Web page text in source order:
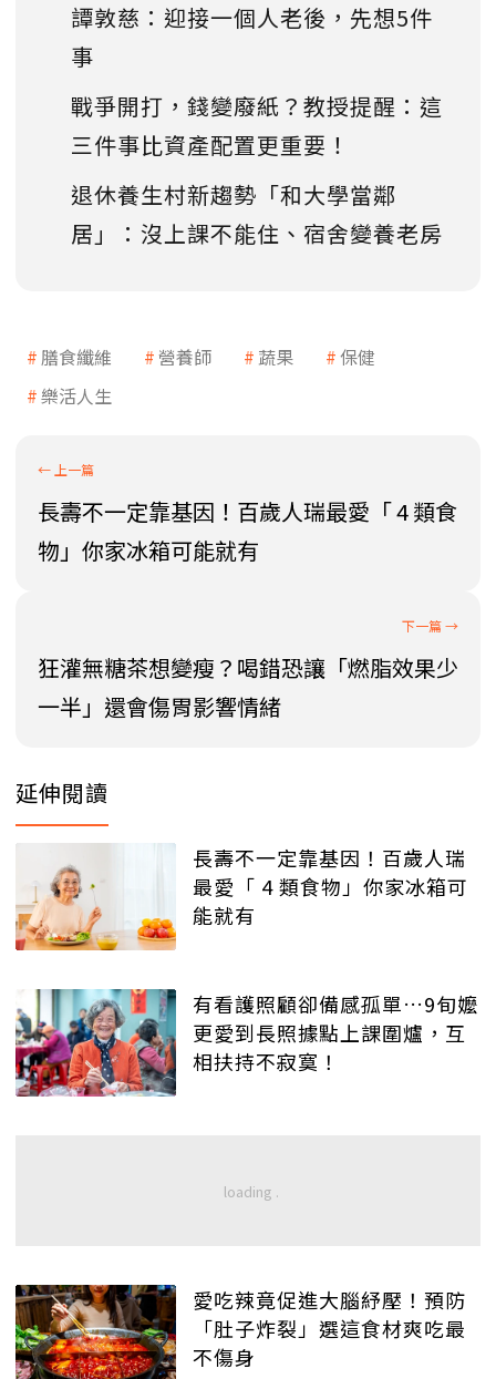
譚敦慈：迎接一個人老後，先想5件
事
戰爭開打，錢變廢紙？教授提醒：這
三件事比資產配置更重要！
退休養生村新趨勢「和大學當鄰
居」：沒上課不能住、宿舍變養老房
膳食纖維 營養師 蔬果
保健
樂活人生
長壽不一定靠基因！百歲人瑞最愛「 4 類食
物」你家冰箱可能就有
狂灌無糖茶想變瘦？喝錯恐讓「燃脂效果少
一半」還會傷胃影響情緒
延伸閱讀
長壽不一定靠基因！百歲人瑞
最愛「 4 類食物」你家冰箱可
能就有
有看護照顧卻備感孤單…9旬嬤
更愛到長照據點上課圍爐，互
相扶持不寂寞！
愛吃辣竟促進大腦紓壓！預防
「肚子炸裂」選這食材爽吃最
不傷身